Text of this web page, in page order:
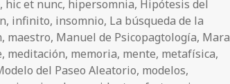
, hic et nunc, hipersomnia, Hipótesis del
, infinito, insomnio, La búsqueda de la
, maestro, Manuel de Psicopagtología, Mara
, meditación, memoria, mente, metafísica,
del Paseo Aleatorio, modelos,